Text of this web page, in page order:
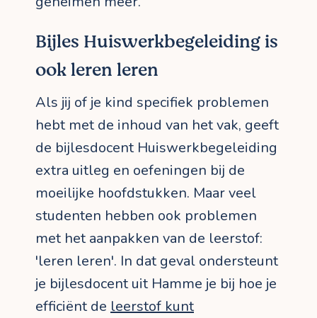
Bijles Huiswerkbegeleiding is
ook leren leren
Als jij of je kind specifiek problemen
hebt met de inhoud van het vak, geeft
de bijlesdocent Huiswerkbegeleiding
extra uitleg en oefeningen bij de
moeilijke hoofdstukken. Maar veel
studenten hebben ook problemen
met het aanpakken van de leerstof:
'leren leren'. In dat geval ondersteunt
je bijlesdocent uit Hamme je bij hoe je
efficiënt de leerstof kunt